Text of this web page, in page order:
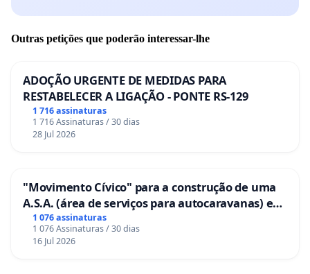
Outras petições que poderão interessar-lhe
ADOÇÃO URGENTE DE MEDIDAS PARA
RESTABELECER A LIGAÇÃO - PONTE RS-129
1 716 assinaturas
1 716 Assinaturas / 30 dias
28 Jul 2026
"Movimento Cívico" para a construção de uma
A.S.A. (área de serviços para autocaravanas) em
Coimbra
1 076 assinaturas
1 076 Assinaturas / 30 dias
16 Jul 2026